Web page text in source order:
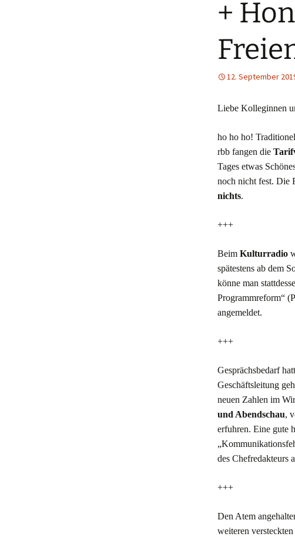
+
12. September
Liebe Kolleginnen
ho ho ho!
rbb fangen die
Tages etwas
noch nicht fest. Die
nichts.
+++
Beim Kulturradio
spätestens ab dem
könne man
Programmreform“
angemeldet.
+++
Gesprächsbedarf
Geschäftsleitung
neuen Zahlen im
und Abendschau,
erfuhren. Eine gute
des Chefredakteurs
+++
Den Atem
weiteren